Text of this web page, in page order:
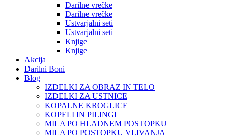
Darilne vrečke
Darilne vrečke
Ustvarjalni seti
Ustvarjalni seti
Knjige
Knjige
Akcija
Darilni Boni
Blog
IZDELKI ZA OBRAZ IN TELO
IZDELKI ZA USTNICE
KOPALNE KROGLICE
KOPELI IN PILINGI
MILA PO HLADNEM POSTOPKU
MILA PO POSTOPKU VLIVANJA